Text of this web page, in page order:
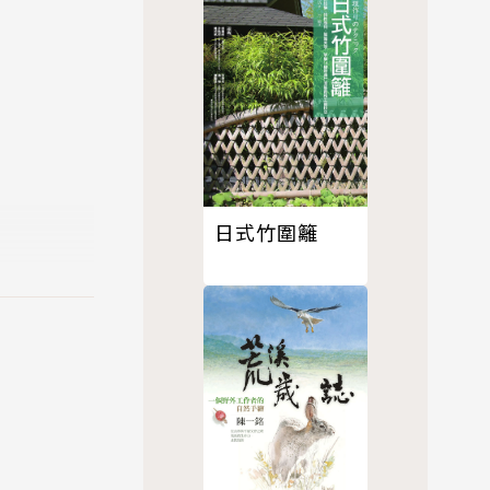
彰顯生
日式竹圍籬